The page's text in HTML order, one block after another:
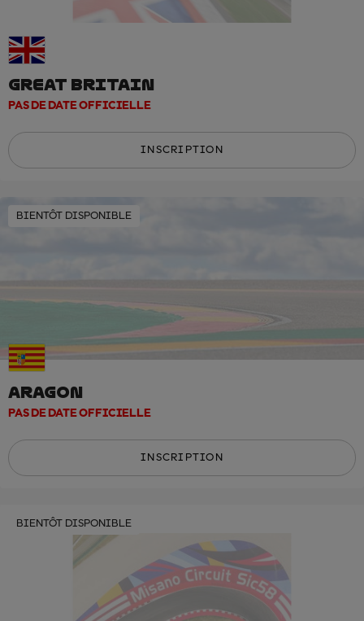
GREAT BRITAIN
PAS DE DATE OFFICIELLE
INSCRIPTION
BIENTÔT DISPONIBLE
ARAGON
PAS DE DATE OFFICIELLE
INSCRIPTION
BIENTÔT DISPONIBLE